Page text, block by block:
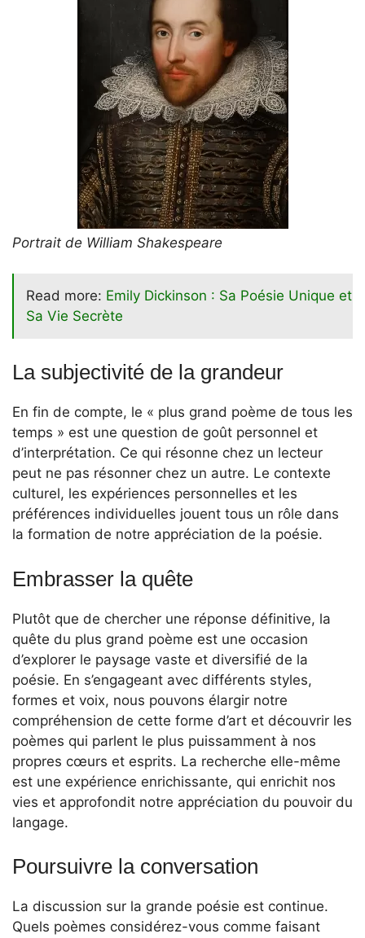
Portrait de William Shakespeare
Read more: Emily Dickinson : Sa Poésie Unique et
Sa Vie Secrète
La subjectivité de la grandeur
En fin de compte, le « plus grand poème de tous les
temps » est une question de goût personnel et
d’interprétation. Ce qui résonne chez un lecteur
peut ne pas résonner chez un autre. Le contexte
culturel, les expériences personnelles et les
préférences individuelles jouent tous un rôle dans
la formation de notre appréciation de la poésie.
Embrasser la quête
Plutôt que de chercher une réponse définitive, la
quête du plus grand poème est une occasion
d’explorer le paysage vaste et diversifié de la
poésie. En s’engageant avec différents styles,
formes et voix, nous pouvons élargir notre
compréhension de cette forme d’art et découvrir les
poèmes qui parlent le plus puissamment à nos
propres cœurs et esprits. La recherche elle-même
est une expérience enrichissante, qui enrichit nos
vies et approfondit notre appréciation du pouvoir du
langage.
Poursuivre la conversation
La discussion sur la grande poésie est continue.
Quels poèmes considérez-vous comme faisant